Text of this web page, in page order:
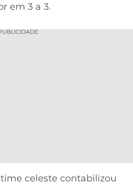
em 3 a 3.
celeste contabilizou